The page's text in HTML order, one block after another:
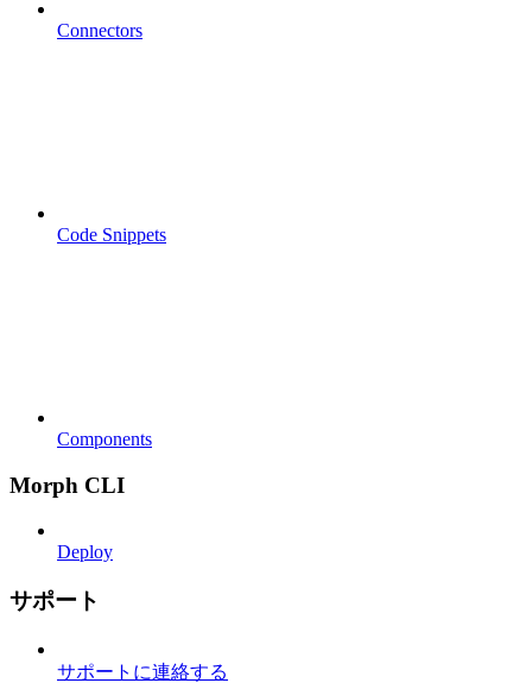
Connectors
Code Snippets
Components
Morph CLI
Deploy
サポート
サポートに連絡する